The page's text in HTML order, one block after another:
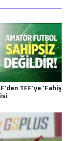
TFF'ye 'Fahiş